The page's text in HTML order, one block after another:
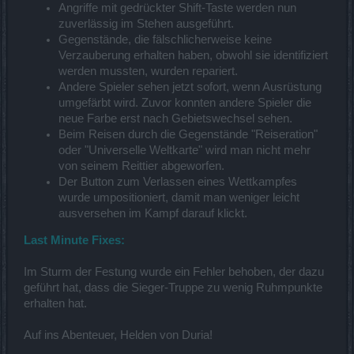
Angriffe mit gedrückter Shift-Taste werden nun
zuverlässig im Stehen ausgeführt.
Gegenstände, die fälschlicherweise keine
Verzauberung erhalten haben, obwohl sie identifiziert
werden mussten, wurden repariert.
Andere Spieler sehen jetzt sofort, wenn Ausrüstung
umgefärbt wird. Zuvor konnten andere Spieler die
neue Farbe erst nach Gebietswechsel sehen.
Beim Reisen durch die Gegenstände "Reiseration"
oder "Universelle Weltkarte" wird man nicht mehr
von seinem Reittier abgeworfen.
Der Button zum Verlassen eines Wettkampfes
wurde umpositioniert, damit man weniger leicht
ausversehen im Kampf darauf klickt.
Last Minute Fixes:
Im Sturm der Festung wurde ein Fehler behoben, der dazu
geführt hat, dass die Sieger-Truppe zu wenig Ruhmpunkte
erhalten hat.
Auf ins Abenteuer, Helden von Duria!